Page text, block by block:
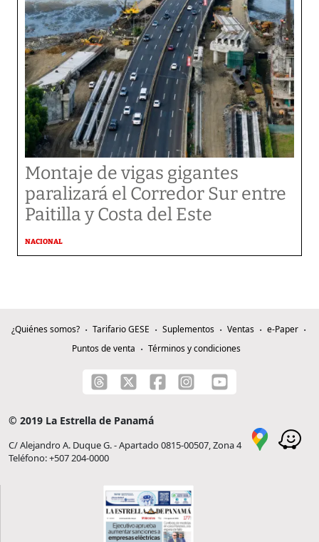
Montaje de vigas gigantes
paralizará el Corredor Sur entre
Paitilla y Costa del Este
NACIONAL
¿Quiénes somos? Tarifario GESE Suplementos Ventas
e-Paper
Puntos de venta
Términos y condiciones
© 2019 La Estrella de Panamá
C/ Alejandro A. Duque G. - Apartado 0815-00507, Zona 4
Teléfono: +507 204-0000